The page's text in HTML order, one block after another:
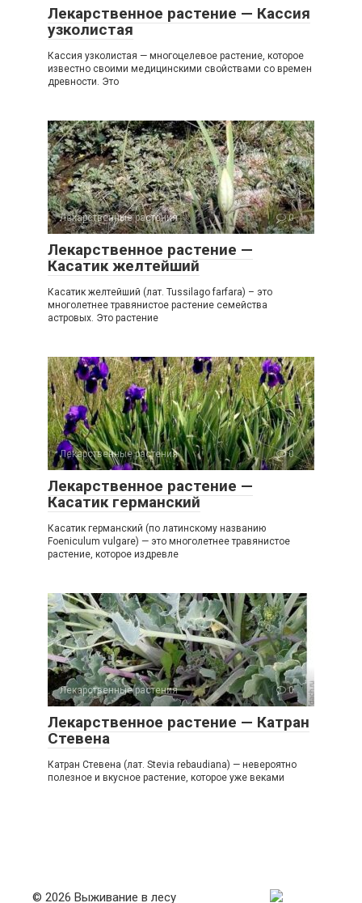
Лекарственное растение — Кассия
узколистая
Кассия узколистая — многоцелевое растение, которое
известно своими медицинскими свойствами со времен
древности. Это
Лекарственные растения 0
Лекарственное растение —
Касатик желтейший
Касатик желтейший (лат. Tussilago farfara) – это
многолетнее травянистое растение семейства
астровых. Это растение
Лекарственные растения 0
Лекарственное растение —
Касатик германский
Касатик германский (по латинскому названию
Foeniculum vulgare) — это многолетнее травянистое
растение, которое издревле
Лекарственные растения 0
Лекарственное растение — Катран
Стевена
Катран Стевена (лат. Stevia rebaudiana) — невероятно
полезное и вкусное растение, которое уже веками
© 2026 Выживание в лесу